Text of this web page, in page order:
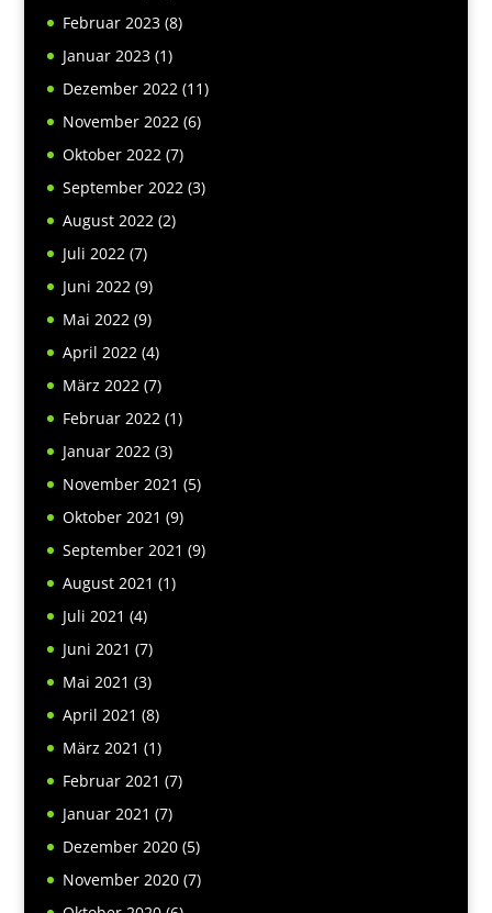
Februar 2023(8)
Januar 2023(1)
Dezember 2022(11)
November 2022(6)
Oktober 2022(7)
September 2022(3)
August 2022(2)
Juli 2022(7)
Juni 2022(9)
Mai 2022(9)
April 2022(4)
März 2022(7)
Februar 2022(1)
Januar 2022(3)
November 2021 (5)
Oktober 2021 (9)
September 2021 (9)
August 2021 (1)
Juli 2021 (4)
Juni 2021 (7)
Mai 2021 (3)
April 2021 (8)
März 2021 (1)
Februar 2021 (7)
Januar 2021 (7)
Dezember 2020(5)
November 2020(7)